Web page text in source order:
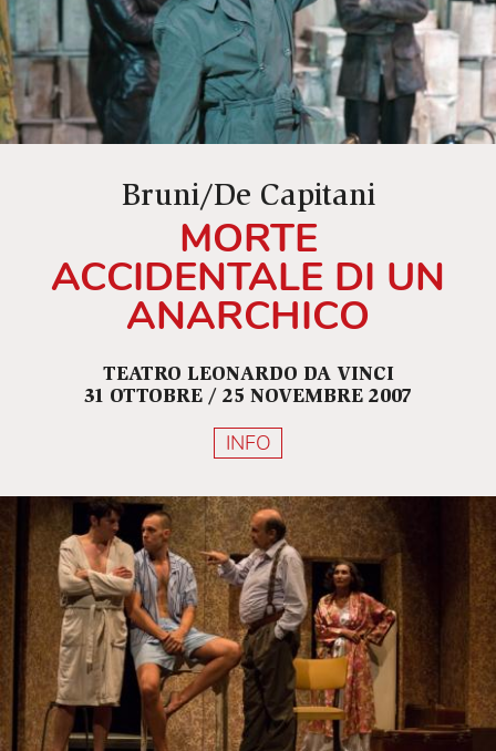
Bruni/De Capitani
MORTE
ACCIDENTALE DI UN
ANARCHICO
TEATRO LEONARDO DA VINCI
31 OTTOBRE / 25 NOVEMBRE 2007
INFO